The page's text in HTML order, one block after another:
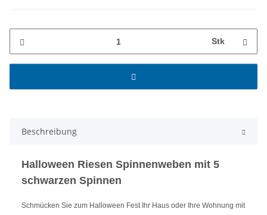
Stk
Beschreibung
Halloween Riesen Spinnenweben mit 5
schwarzen Spinnen
Schmücken Sie zum Halloween Fest Ihr Haus oder Ihre Wohnung mit